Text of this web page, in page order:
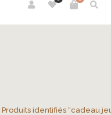
| Produits identifiés “cadeau